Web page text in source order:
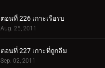
ตอนที่ 226 เกาะเรือรบ
Aug. 25, 2011
ตอนที่ 227 เกาะที่ถูกลืม
Sep. 02, 2011